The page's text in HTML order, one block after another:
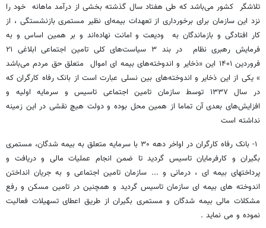
تلاشگر کشور می‌باشد که طی هفتاد سال گذشته بخشی از درآمد ماهانه خود را
نزد این سازمان برای برخورداری از تعهدات بیمه‌ای نظیر مستمری بازنشستگی ، از
کار افتادگی و بازماندگان به ودیعت و امانت نهاده‌اند و بر همین اساس و به
فرمایش رهبری نظام در بند ۳ سیاست‌های کلی تامین اجتماعی ابلاغی ۲۱
فروردین ۱۴۰۱ این «ذخایر و اندوخته‌های بیمه ای اموال متعلق حق مردم می‌باشد
» یکی از این ذخایر و اندوخته‌های بین نسلی عبارت است از بانک رفاه کارگران که
در سال ۱۳۳۷ توسط سازمان تامین اجتماعی تاسیس و سرمایه اولیه و
افزایش‌های بعدی آن تماما از همین محل بوده و دولت هیچ نقشی در این زمینه
نداشته است
۱- بانک رفاه کارگران در اواخر دهه ۳۰ با سرمایه متعلق به بیمه شدگان، مستمری
بگیران و کارفرمایان تاسیس گردید تا ضمن انجام عملیات مالی و دریافت و
پرداختهای بیمه ای ، درمانی و ... سازمان تامین اجتماعی و به جریان انداختن
اندوخته های بیمه ای سازمان تاسیس گردید و همچنین در تامین مسکن و رفع
مشکلات مالی بیمه شدگان و مستمری بگیران از طریق اعطای تسهیلات فعالیت
نموده و می نماید .